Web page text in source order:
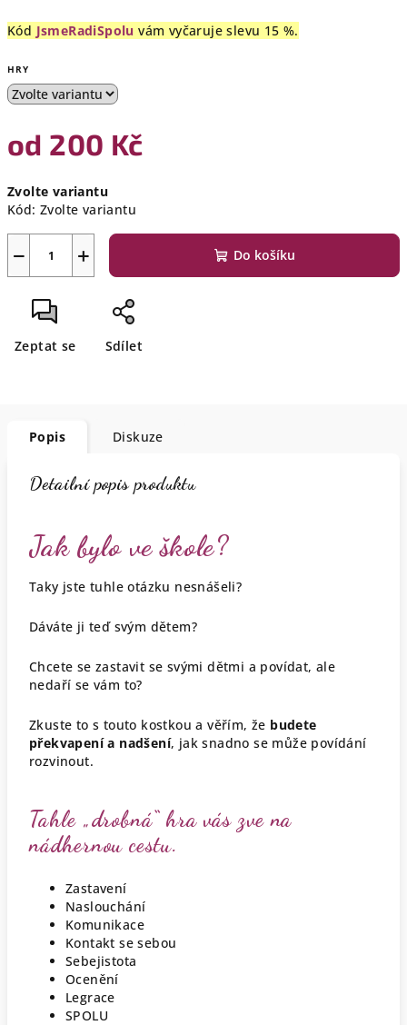
Kód JsmeRadiSpolu vám vyčaruje slevu 15 %.
HRY
od 200 Kč
cena:
Zvolte variantu
Kód: Zvolte variantu
+
− Do košíku
Zeptat se Sdílet
Popis Diskuze
Detailní popis produktu
Jak bylo ve škole?
Taky jste tuhle otázku nesnášeli?
Dáváte ji teď svým dětem?
Chcete se zastavit se svými dětmi a povídat, ale
nedaří se vám to?
Zkuste to s touto kostkou a věřím, že budete
překvapení a nadšení, jak snadno se může povídání
rozvinout.
Tahle „drobná“ hra vás zve na
nádhernou cestu.
Zastavení
Naslouchání
Komunikace
Kontakt se sebou
Sebejistota
Ocenění
Legrace
SPOLU